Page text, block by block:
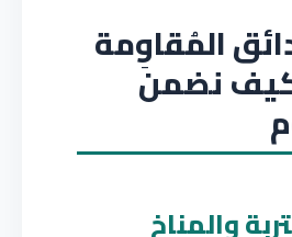
المُقاوِمة
كيف نضمن
والمناخ